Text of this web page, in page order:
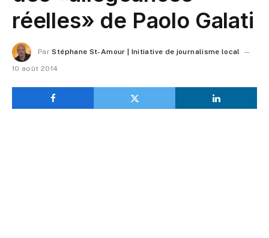
réelles» de Paolo Galati
Par Stéphane St-Amour | Initiative de journalisme local
10 août 2014